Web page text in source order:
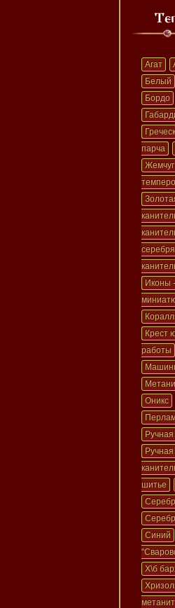
Агат
Белый
Бордо
парча
Жемчуг
Иконы
Крест
работы
Оникс
Ручная
Ручная
шитье
Синий
Х\б
метанит